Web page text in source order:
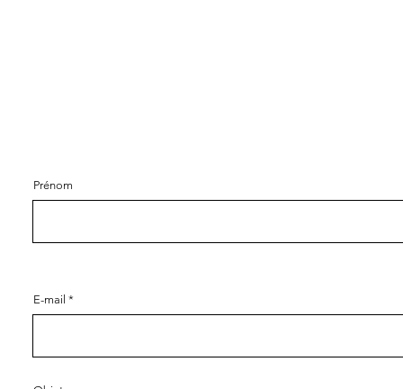
Prénom
E-mail